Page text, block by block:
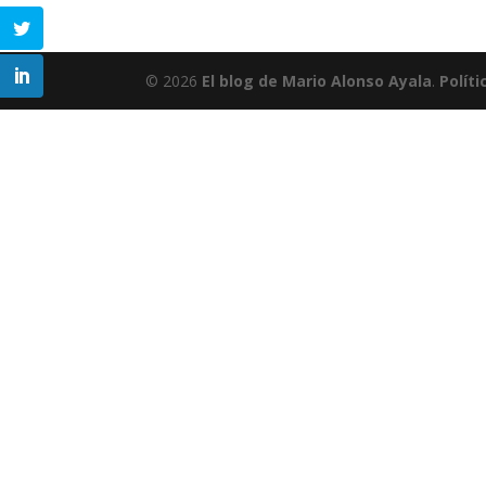
© 2026 El blog de Mario Alonso Ayala.